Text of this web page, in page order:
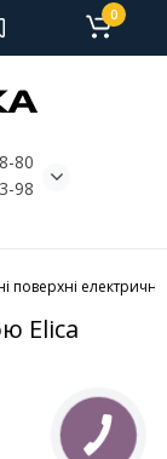
80
98
0
поверхні електричні
Elica